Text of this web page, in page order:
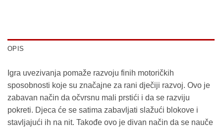
OPIS
Igra uvezivanja pomaže razvoju finih motoričkih
sposobnosti koje su značajne za rani dječiji razvoj. Ovo je
zabavan način da očvrsnu mali prstići i da se razviju
pokreti. Djeca će se satima zabavljati slažući blokove i
stavljajući ih na nit. Takođe ovo je divan način da se nauče